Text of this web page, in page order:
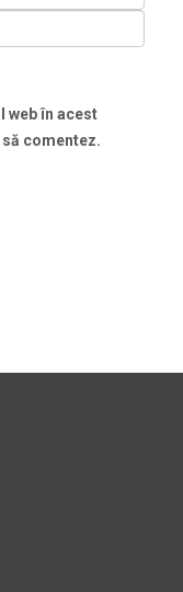
web în acest
comentez.